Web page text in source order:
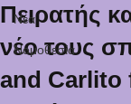
Νέα
Νομοθεσία
Πειρατής
νέο τους
and